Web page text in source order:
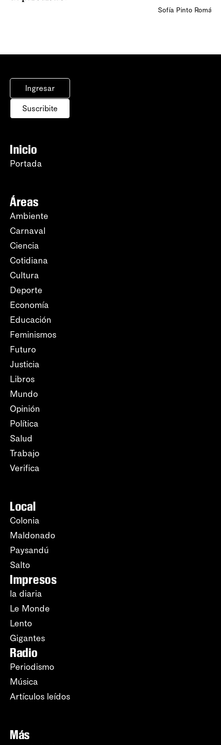
Sofía Pinto Román
Ingresar
Suscribite
Inicio
Portada
Áreas
Ambiente
Carnaval
Ciencia
Cotidiana
Cultura
Deporte
Economía
Educación
Feminismos
Futuro
Justicia
Libros
Mundo
Opinión
Política
Salud
Trabajo
Verifica
Local
Colonia
Maldonado
Paysandú
Salto
Impresos
la diaria
Le Monde
Lento
Gigantes
Radio
Periodismo
Música
Artículos leídos
Más